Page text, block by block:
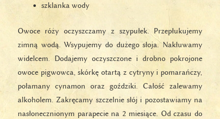
szklanka wody
Owoce róży oczyszczamy z szypułek. Przepłukujemy
zimną wodą. Wsypujemy do dużego słoja. Nakłuwamy
widelcem. Dodajemy oczyszczone i drobno pokrojone
owoce pigwowca, skórkę otartą z cytryny i pomarańczy,
połamany cynamon oraz goździki. Całość zalewamy
alkoholem. Zakręcamy szczelnie słój i pozostawiamy na
nasłonecznionym parapecie na 2 miesiące. Od czasu do